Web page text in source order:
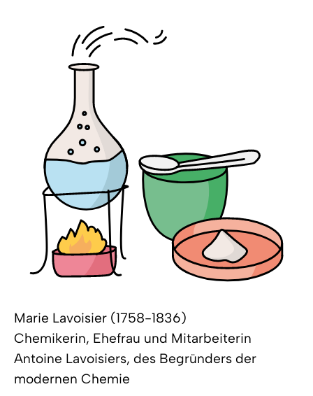
Marie Lavoisier (1758-1836)
Chemikerin, Ehefrau und Mitarbeiterin
Antoine Lavoisiers, des Begründers der
modernen Chemie